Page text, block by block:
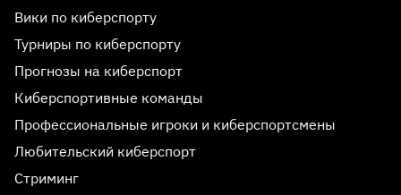
Вики по киберспорту
Турниры по киберспорту
Прогнозы на киберспорт
Киберспортивные команды
Профессиональные игроки и киберспортсмены
Любительский киберспорт
Стриминг